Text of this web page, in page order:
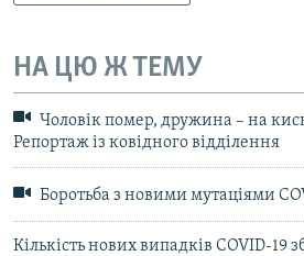
НА ЦЮ Ж ТЕМУ
Чоловік помер, дружина – на
Репортаж із ковідного відділення
Боротьба з новими мутаціями
Кількість нових випадків COVID-19